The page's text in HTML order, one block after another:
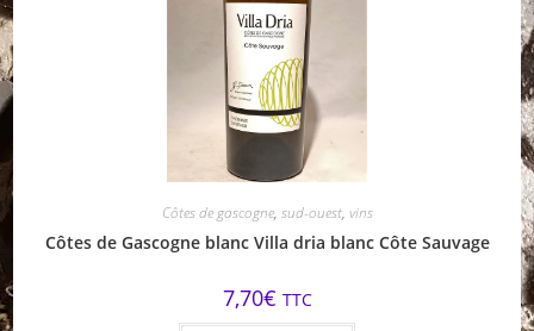
Côtes de gascogne, sud-ouest, vins
Côtes de Gascogne blanc Villa dria blanc Côte Sauvage
7,70€ TTC